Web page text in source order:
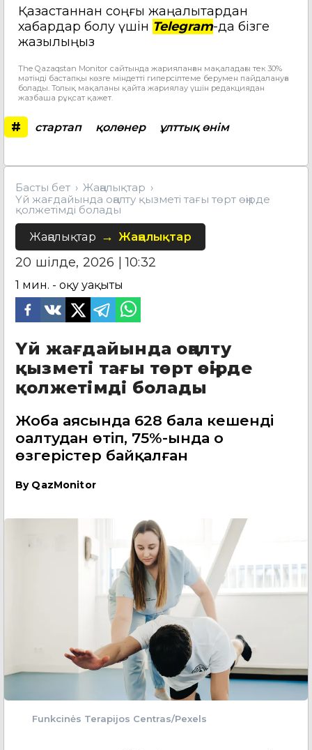
Қазақстаннан соңғы жаңалықтардан
хабардар болу үшін Telegram-да бізге
жазылыңыз
The Qazaqstan Monitor сайтында жарияланған мақаладағы тек 30%
мәтінді бастапқы көзге міндетті гиперсілтеме берумен пайдалануға
болады. Толық мақаланы қайта жариялау үшін редакциядан
жазбаша рұқсат қажет.
# стартап қолөнер ұлттық өнім
Басты бет
Жаңалықтар
Үй жағдайында оңалту қызметі тағы төрт өңірде
қолжетімді болады
Жаңалықтар Жаңалықтар
20 шілде, 2026 | 10:32
1 мин. - оқу уақыты
Үй жағдайында оңалту
қызметі тағы төрт өңірде
қолжетімді болады
Жоба аясында 628 бала кешенді
оңалтудан өтіп, 75%-ында оң
өзгерістер байқалған
By QazMonitor
Funkcinės Terapijos Centras/Pexels